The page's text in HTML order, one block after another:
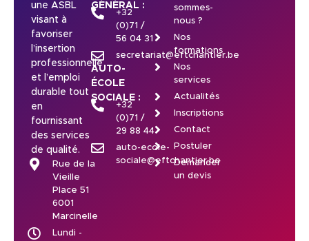
une ASBL
visant à
favoriser
l’insertion
professionnelle
et l’emploi
durable tout
en
fournissant
des services
de qualité.
Rue de la
Vieille
Place 51
6001
Marcinelle
Lundi -
GÉNÉRAL :
+32
(0)71 /
56 04 31
secretariat@eftchantier.be
AUTO-
ÉCOLE
SOCIALE :
+32
(0)71 /
29 88 44
auto-ecole-
sociale@eftchantier.be
sommes-
nous ?
Nos
formations
Nos
services
Actualités
Inscriptions
Contact
Postuler
Demander
un devis